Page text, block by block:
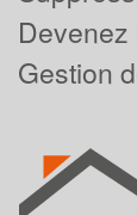
Gestion